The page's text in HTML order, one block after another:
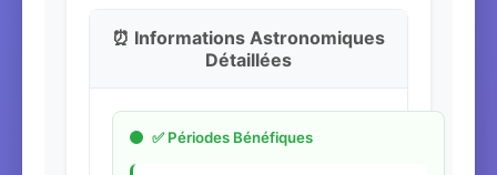
⏰ Informations Astronomiques
Détaillées
✅ Périodes Bénéfiques